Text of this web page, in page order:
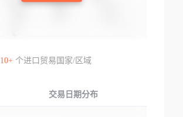
10+个进口贸易国家/区域
交易日期分布